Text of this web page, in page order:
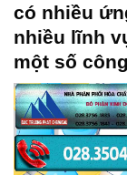
có nhiều
nhiều lĩnh
một số